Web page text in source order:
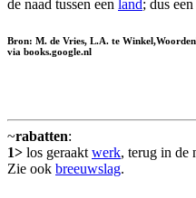
de naad tussen een land; dus een
Bron: M. de Vries, L.A. te
via books.google.nl
~rabatten:
1> los geraakt werk, terug in de
Zie ook breeuwslag.